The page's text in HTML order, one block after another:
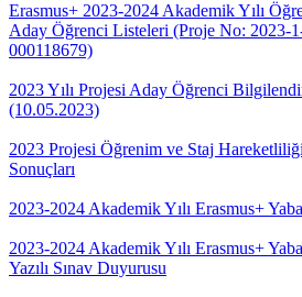
Erasmus+ 2023-2024 Akademik Yılı
Aday Öğrenci Listeleri (Proje No:
000118679)
2023 Yılı Projesi Aday Öğrenci
(10.05.2023)
2023 Projesi Öğrenim ve Staj
Sonuçları
2023-2024 Akademik Yılı Erasmus+
2023-2024 Akademik Yılı Erasmus+
Yazılı Sınav Duyurusu